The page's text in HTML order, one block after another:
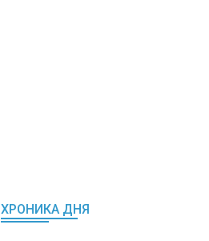
ХРОНИКА ДНЯ